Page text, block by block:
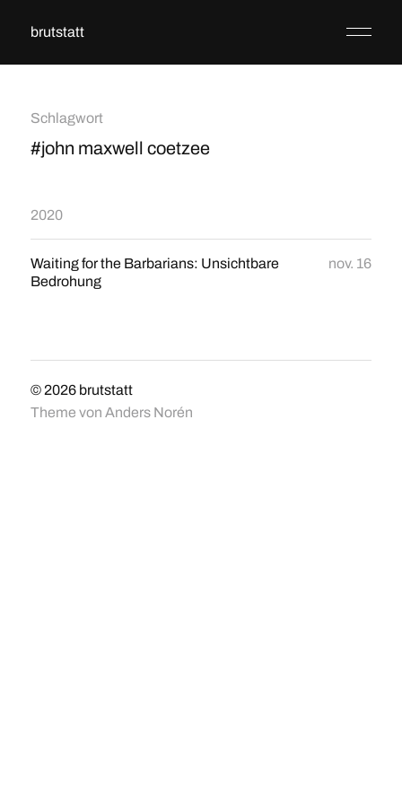
brutstatt
Schlagwort
#john maxwell coetzee
2020
Waiting for the Barbarians: Unsichtbare
Bedrohung
nov. 16
© 2026 brutstatt
Theme von Anders Norén